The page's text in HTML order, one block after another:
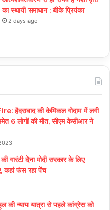
का स्थायी समाधान : बीके प्रियंका
2 days ago
हैदराबाद की केमिकल गोदाम में लगी
6 लोगों की मौत, सीएम केसीआर ने
गारंटी देना मोदी सरकार के लिए
कहां फंस रहा पेंच
न्याय यात्रा से पहले कांग्रेस को